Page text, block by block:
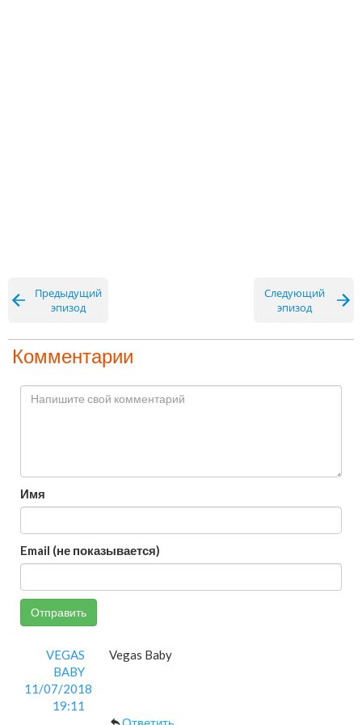
Предыдущий
эпизод
Следующий
эпизод
Комментарии
Имя
Email (не показывается)
Отправить
VEGAS
BABY
11/07/2018
19:11
Vegas Baby